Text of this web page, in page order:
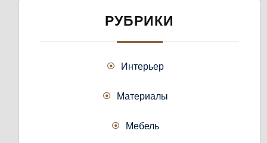
РУБРИКИ
Интерьер
Материалы
Мебель